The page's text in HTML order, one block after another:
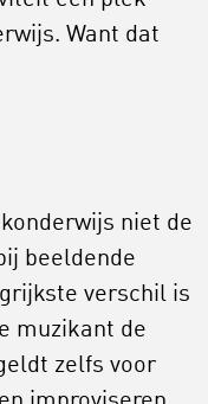
Want dat
niet de
beeldende
verschil is
muzikant de
zelfs voor